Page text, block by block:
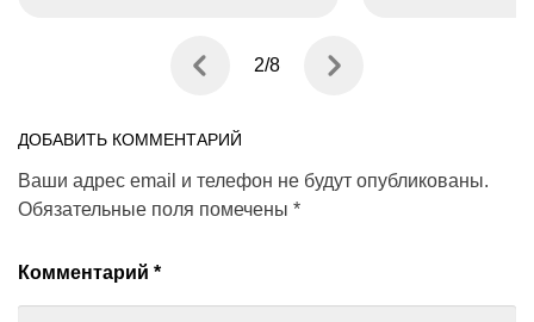
2/8
ДОБАВИТЬ КОММЕНТАРИЙ
Ваши адрес email и телефон не будут опубликованы.
Обязательные поля помечены *
Комментарий *